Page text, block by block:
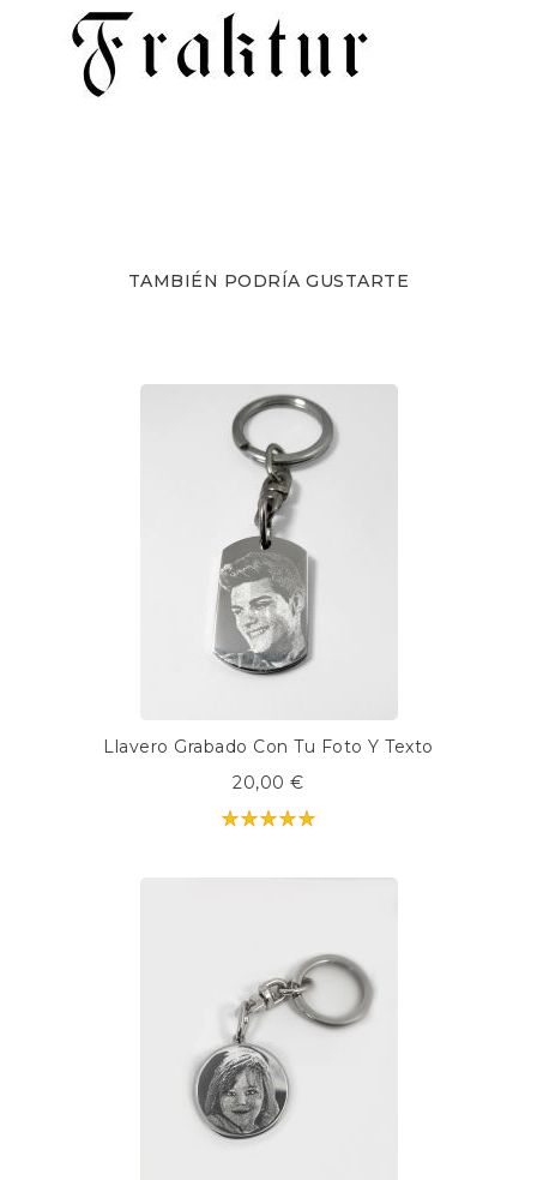
TAMBIÉN PODRÍA GUSTARTE
Llavero Grabado Con Tu Foto Y Texto
20,00 €